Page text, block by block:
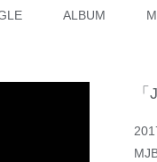
ALBUM